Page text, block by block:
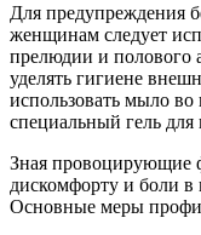
Для предупреждения
женщинам следует
прелюдии и полового
уделять гигиене
использовать мыло
специальный гель
Зная провоцирующие
дискомфорту и боли в
Основные меры